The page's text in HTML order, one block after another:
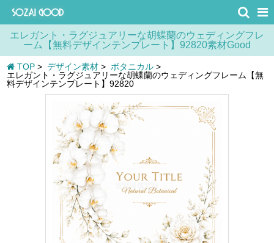
エレガント・ラグジュアリーな胡蝶蘭のウェディングフレ
ーム【無料デザインテンプレート】92820素材Good
TOP > デザイン素材 > ボタニカル >
エレガント・ラグジュアリーな胡蝶蘭のウェディングフレーム【無
料デザインテンプレート】92820